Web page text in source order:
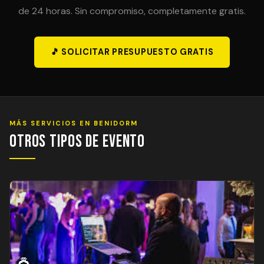
de 24 horas. Sin compromiso, completamente gratis.
🎵 SOLICITAR PRESUPUESTO GRATIS
MÁS SERVICIOS EN BENIDORM
Otros Tipos de Evento